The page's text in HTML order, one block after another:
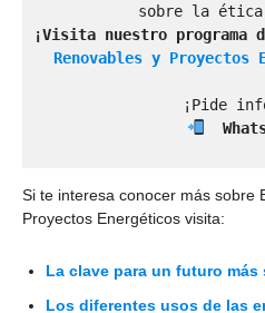
sobre la ética
¡Visita nuestro programa
Renovables y Proyectos
Si te interesa conocer más sobre
Proyectos Energéticos visita:
La clave para un futuro
Los diferentes usos de las